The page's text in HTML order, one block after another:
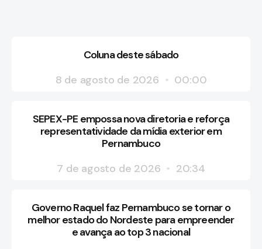
Coluna deste sábado
8 de agosto de 2026
00:00
SEPEX-PE empossa nova diretoria e reforça
representatividade da mídia exterior em
Pernambuco
7 de agosto de 2026
20:34
Governo Raquel faz Pernambuco se tornar o
melhor estado do Nordeste para empreender
e avança ao top 3 nacional